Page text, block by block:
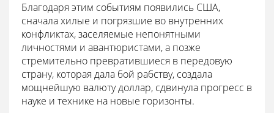
Благодаря этим событиям появились США,
сначала хилые и погрязшие во внутренних
конфликтах, заселяемые непонятными
личностями и авантюристами, а позже
стремительно превратившиеся в передовую
страну, которая дала бой рабству, создала
мощнейшую валюту доллар, сдвинула прогресс в
науке и технике на новые горизонты.